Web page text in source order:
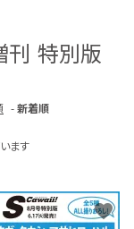
刊 特別版
-新着順
ます
favorite